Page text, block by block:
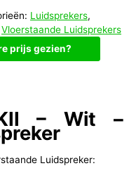
Luidsprekers,
Vloerstaande Luidsprekers
prijs gezien?
– Wit –
Luidspreker: